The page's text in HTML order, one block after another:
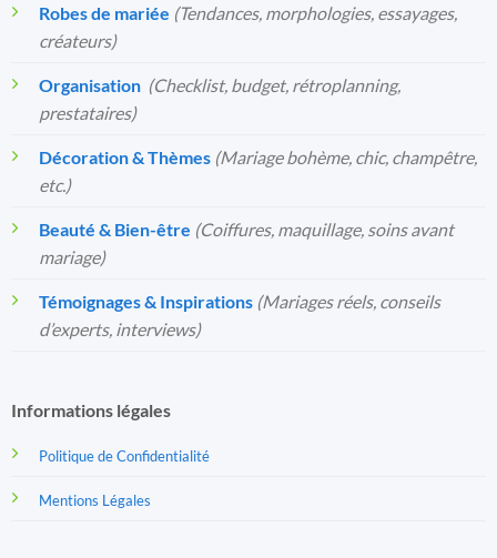
Robes de mariée (Tendances, morphologies, essayages,
créateurs)
Organisation️ (Checklist, budget, rétroplanning,
prestataires)
Décoration & Thèmes (Mariage bohème, chic, champêtre,
etc.)
Beauté & Bien-être (Coiffures, maquillage, soins avant
mariage)
Témoignages & Inspirations (Mariages réels, conseils
d’experts, interviews)
Informations légales
Politique de Confidentialité
Mentions Légales